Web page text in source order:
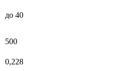
до 40
500
0,228